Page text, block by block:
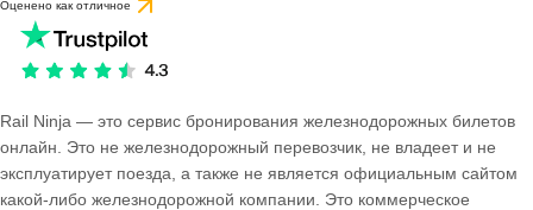
Оценено как отличное
Rail Ninja — это сервис бронирования железнодорожных билетов
онлайн. Это не железнодорожный перевозчик, не владеет и не
эксплуатирует поезда, а также не является официальным сайтом
какой-либо железнодорожной компании. Это коммерческое